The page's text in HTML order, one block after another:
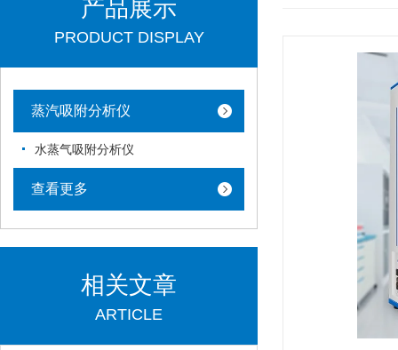
产品展示
PRODUCT DISPLAY
蒸汽吸附分析仪
水蒸气吸附分析仪
查看更多
相关文章
ARTICLE